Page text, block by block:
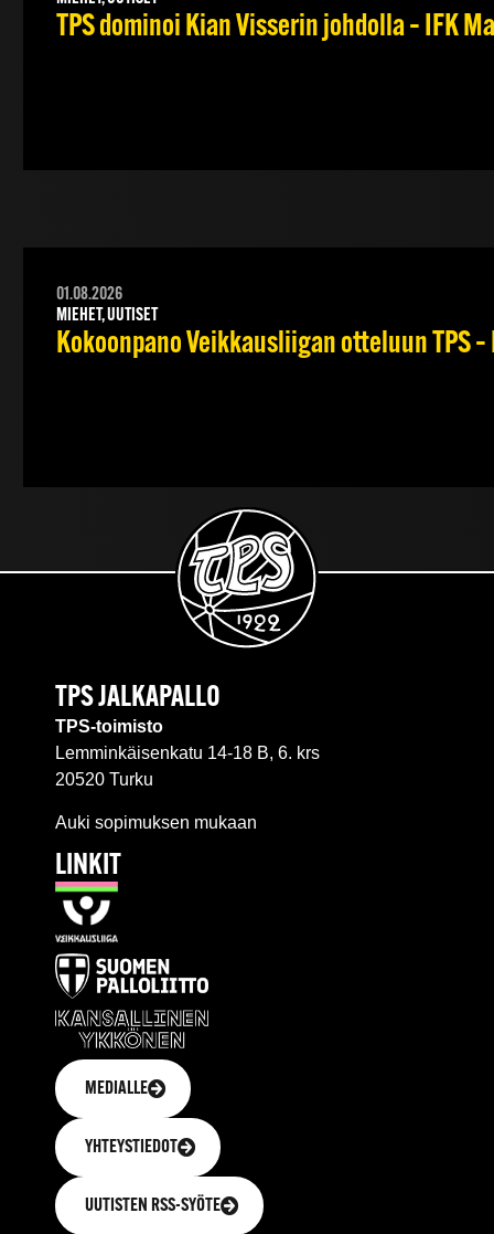
TPS dominoi Kian Visserin johdolla – IFK
01.08.2026
MIEHET, UUTISET
Kokoonpano Veikkausliigan otteluun TPS
TPS JALKAPALLO
TPS-toimisto
Lemminkäisenkatu 14-18 B, 6. krs
20520 Turku
Auki sopimuksen mukaan
LINKIT
MEDIALLE
YHTEYSTIEDOT
UUTISTEN RSS-SYÖTE